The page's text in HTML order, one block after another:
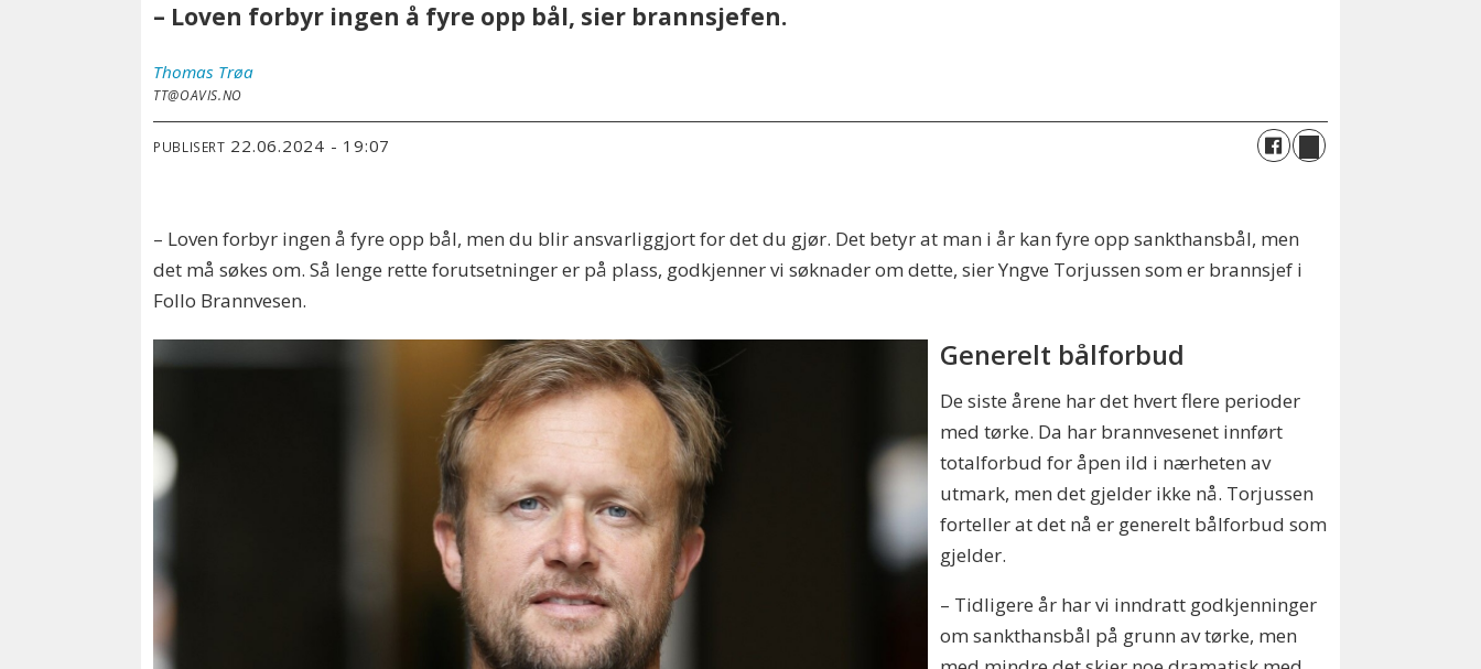
– Loven forbyr ingen å fyre opp bål, sier brannsjefen.
Thomas Trøa
TT@OAVIS.NO
PUBLISERT 22.06.2024 - 19:07
– Loven forbyr ingen å fyre opp bål, men du blir ansvarliggjort for det du gjør. Det betyr at man i år kan fyre opp sankthansbål, men
det må søkes om. Så lenge rette forutsetninger er på plass, godkjenner vi søknader om dette, sier Yngve Torjussen som er brannsjef i
Follo Brannvesen.
Generelt bålforbud
De siste årene har det hvert flere perioder
med tørke. Da har brannvesenet innført
totalforbud for åpen ild i nærheten av
utmark, men det gjelder ikke nå. Torjussen
forteller at det nå er generelt bålforbud som
gjelder.
– Tidligere år har vi inndratt godkjenninger
om sankthansbål på grunn av tørke, men